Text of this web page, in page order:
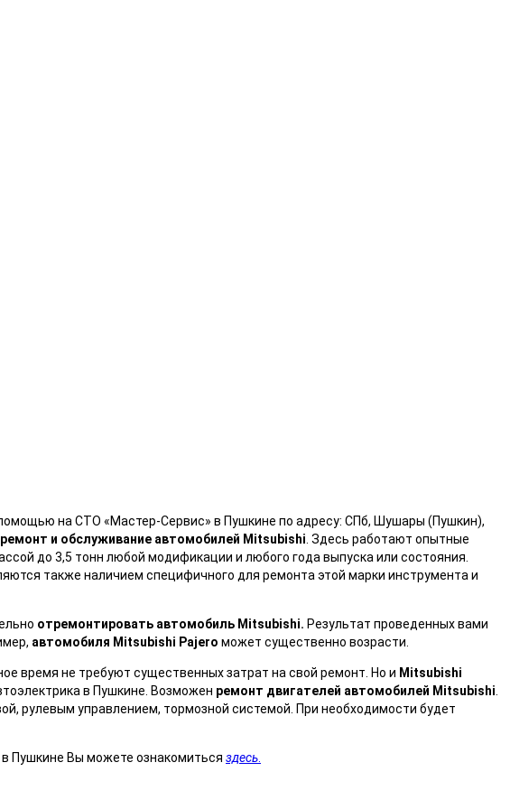
на СТО «Мастер-Сервис» в Пушкине по адресу: СПб, Шушары (Пушкин),
ремонт и обслуживание автомобилей M itsubishi . Здесь работают опытные
до 3,5 тонн любой модификации и любого года выпуска или состояния.
также наличием специфичного для ремонта этой марки инструмента и
отремонтировать автомобиль Mitsubishi. Результат проведенных вами
автомобиля M itsubishi Pajero может существенно возрасти.
время не требуют существенных затрат на свой ремонт. Но и M itsubishi
в Пушкине. Возможен ремонт двигателей автомобилей M itsubishi
рулевым управлением, тормозной системой. При необходимости будет
Пушкине Вы можете ознакомиться здесь